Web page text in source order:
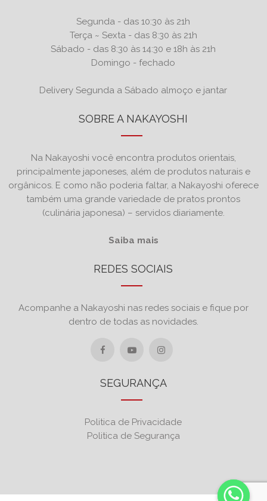
Segunda - das 10:30 às 21h
Terça ~ Sexta - das 8:30 às 21h
Sábado - das 8:30 às 14:30 e 18h às 21h
Domingo - fechado
Delivery Segunda a Sábado almoço e jantar
SOBRE A NAKAYOSHI
Na Nakayoshi você encontra produtos orientais,
principalmente japoneses, além de produtos naturais e
orgânicos. E como não poderia faltar, a Nakayoshi oferece
também uma grande variedade de pratos prontos
(culinária japonesa) – servidos diariamente.
Saiba mais
REDES SOCIAIS
Acompanhe a Nakayoshi nas redes sociais e fique por
dentro de todas as novidades.
SEGURANÇA
Politica de Privacidade
Politica de Segurança